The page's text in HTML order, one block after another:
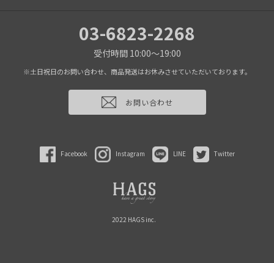
03-6823-2268
受付時間 10:00～19:00
※土日祝日のお問い合わせ、商品発送はお休みさせていただいております。
お問い合わせ
Facebook Instagram LINE Twitter
2022 HAGS inc.